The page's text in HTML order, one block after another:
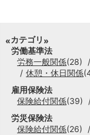
カテゴリ
労働基準法
労務一般関係(28)
休憩・休日関係
雇用保険法
保険給付関係(39)
労災保険法
保険給付関係(26)